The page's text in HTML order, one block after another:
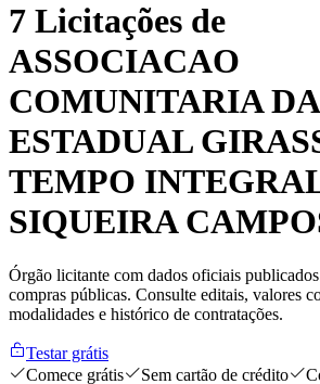
7 Licitações de
ASSOCIACAO
COMUNITARIA
ESTADUAL
TEMPO
SIQUEIRA
Órgão licitante com dados oficiais
compras públicas. Consulte editais, valores
modalidades e histórico de contratações.
Testar grátis
Comece grátis
Sem cartão de crédito